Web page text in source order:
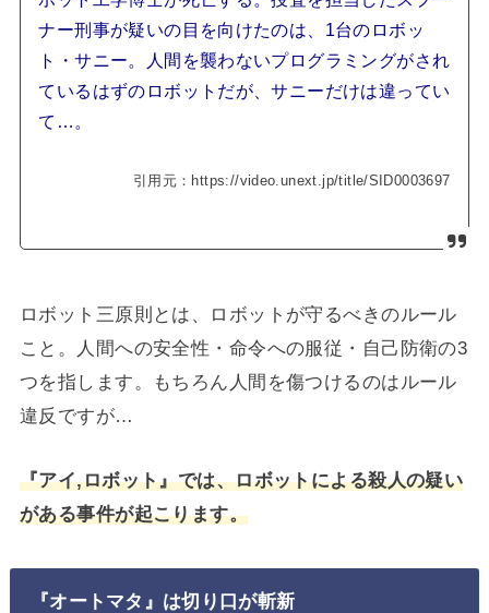
ナー刑事が疑いの目を向けたのは、1台のロボッ
ト・サニー。人間を襲わないプログラミングがされ
ているはずのロボットだが、サニーだけは違ってい
て…。
引用元：https://video.unext.jp/title/SID0003697
ロボット三原則とは、ロボットが守るべきのルール
こと。人間への安全性・命令への服従・自己防衛の3
つを指します。もちろん人間を傷つけるのはルール
違反ですが…
『アイ,ロボット』では、ロボットによる殺人の疑い
がある事件が起こります。
『オートマタ』は切り口が斬新